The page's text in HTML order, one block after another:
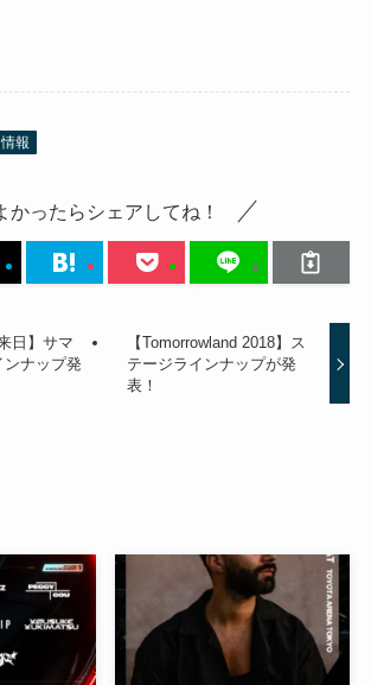
報
かったらシェアしてね！
日】サマ
ンナップ発
【Tomorrowland 2018】ス
テージラインナップが発
表！